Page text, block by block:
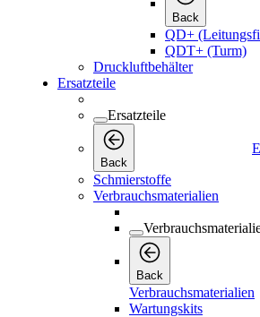
Back
QD+
QDT+ (Turm)
Druckluftbehälter
Ersatzteile
Ersatzteile
Back
Schmierstoffe
Verbrauchsmaterialien
Back
Verbrauchsmaterialien
Wartungskits